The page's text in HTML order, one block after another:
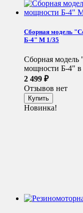
Сборная модель
Б-4" М 1/35
Сборная модель
мощности Б-4" в
2 499 ₽
Отзывов нет
Новинка!